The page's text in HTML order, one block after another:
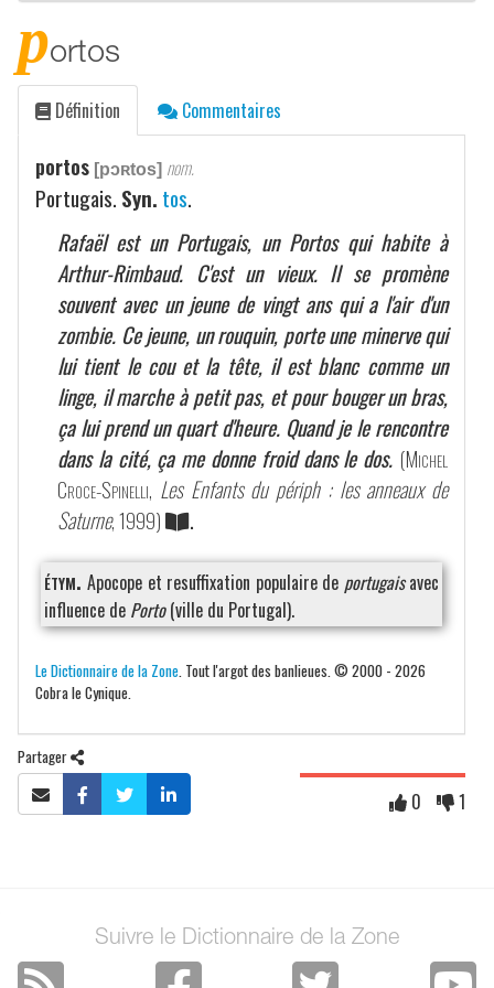
portos
Définition Commentaires
portos [pɔʀtos] nom.
Portugais. Syn. tos.
Rafaël est un Portugais, un Portos qui habite à
Arthur-Rimbaud. C'est un vieux. Il se promène
souvent avec un jeune de vingt ans qui a l'air d'un
zombie. Ce jeune, un rouquin, porte une minerve qui
lui tient le cou et la tête, il est blanc comme un
linge, il marche à petit pas, et pour bouger un bras,
ça lui prend un quart d'heure. Quand je le rencontre
dans la cité, ça me donne froid dans le dos. (Michel
Croce-Spinelli, Les Enfants du périph : les anneaux de
Saturne, 1999)
.
étym.Apocope et resuffixation populaire de portugaisavec
influence de Porto(ville du Portugal).
Le Dictionnaire de la Zone . Tout l'argot des banlieues. © 2000 - 2026
Cobra le Cynique.
Partager
0 1
Suivre le Dictionnaire de la Zone